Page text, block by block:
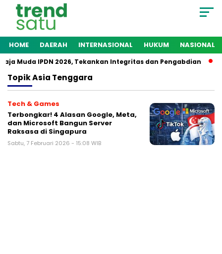
HOME DAERAH INTERNASIONAL HUKUM NASIONAL
Muda IPDN 2026, Tekankan Integritas dan Pengabdian
TopikAsia Tenggara
Tech & Games
Terbongkar! 4 Alasan Google, Meta,
dan Microsoft Bangun Server
Raksasa di Singapura
Sabtu, 7 Februari 2026 - 15:08 WIB